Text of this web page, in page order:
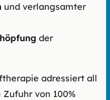
und verlangsamter
der
adressiert all
von 100%